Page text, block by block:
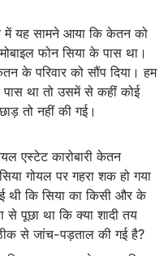
यह सामने आया कि केतन को
फोन सिया के पास था।
के परिवार को सौंप दिया। हम
था तो उसमें से कहीं कोई
तो नहीं की गई।
एस्टेट कारोबारी केतन
गोयल पर गहरा शक हो गया
थी कि सिया का किसी और के
पूछा था कि क्या शादी तय
से जांच-पड़ताल की गई है?